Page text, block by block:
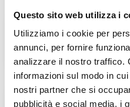
Questo sito web utilizza i
Utilizziamo i cookie per
annunci, per fornire
analizzare il nostro traffico.
informazioni sul modo in
nostri partner che si
pubblicità e social media, i